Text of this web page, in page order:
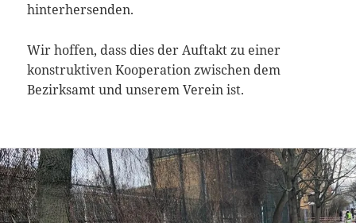
hinterhersenden.
Wir hoffen, dass dies der Auftakt zu einer
konstruktiven Kooperation zwischen dem
Bezirksamt und unserem Verein ist.